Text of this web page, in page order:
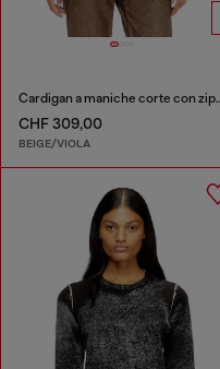
Cardigan a
CHF 309,00
BEIGE/VIOLA